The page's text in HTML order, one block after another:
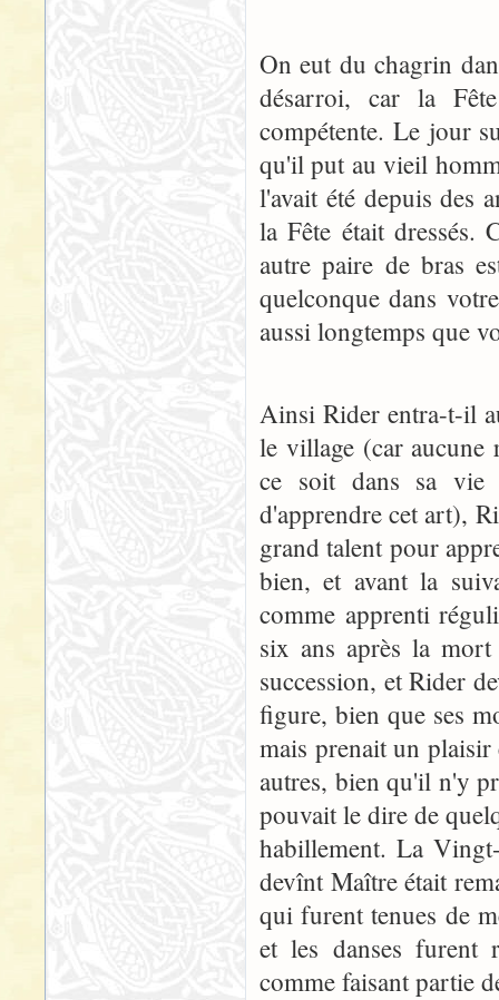
On eut du chagrin
désarroi, car la
compétente. Le jour
qu'il put au vieil
l'avait été depuis des
la Fête était
autre paire de bras
quelconque dans
aussi longtemps que
Ainsi Rider entra-t-il
le village (car aucune
ce soit dans sa vie
d'apprendre cet art),
grand talent pour
bien, et avant la
comme apprenti
six ans après la
succession, et Rider
figure, bien que ses
mais prenait un plaisir
autres, bien qu'il n'y
pouvait le dire de
habillement. La
devînt Maître était
qui furent tenues de
et les danses furent
comme faisant partie